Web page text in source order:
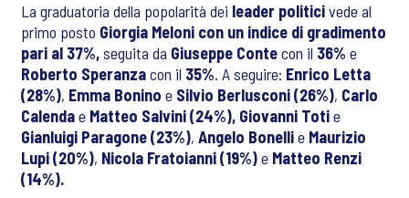
La graduatoria della popolarità dei leader politicivede al
primo posto Giorgia Meloni con un indice di gradimento
pari al 37%,seguita da Giuseppe Contecon il 36% e
Roberto Speranzacon il 35%. A seguire: Enrico Letta
(28%), Emma Bonino e Silvio Berlusconi (26%), Carlo
Calendae Matteo Salvini (24%), Giovanni Totie
Gianluigi Paragone (23%), Angelo Bonellie Maurizio
Lupi (20%), Nicola Fratoianni (19%)e Matteo Renzi
(14%).